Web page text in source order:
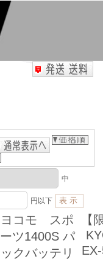
中
円以下
ヨコモ スポ
ーツ1400S パ
ックバッテリ
【